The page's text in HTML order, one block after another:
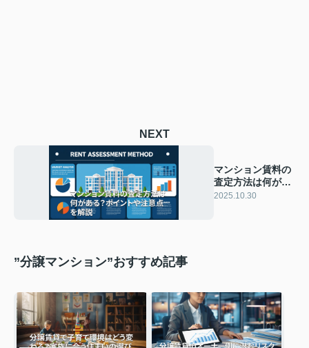
NEXT
マンション賃料の
査定方法は何があ
る？ポイントや注
2025.10.30
”分譲マンション”おすすめ記事